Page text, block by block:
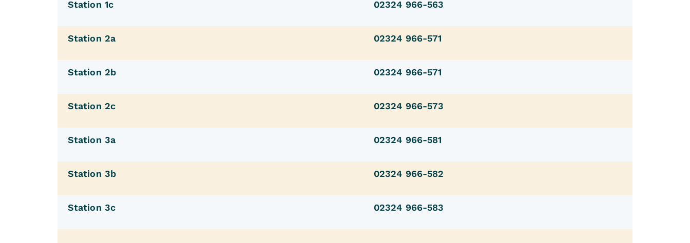
Station 1c 02324 966-563
Station 2a 02324 966-571
Station 2b 02324 966-571
Station 2c 02324 966-573
Station 3a 02324 966-581
Station 3b 02324 966-582
Station 3c 02324 966-583